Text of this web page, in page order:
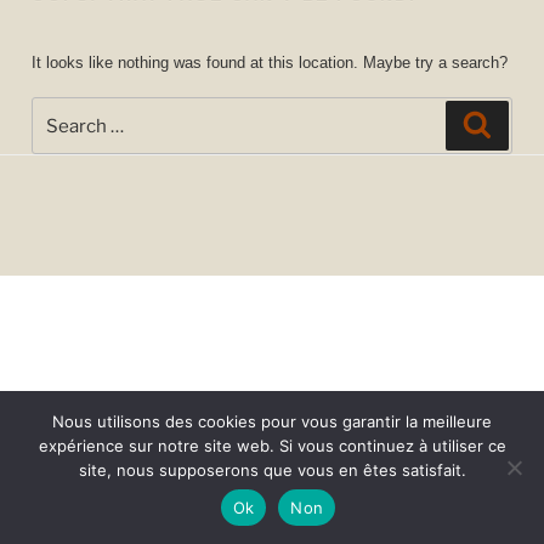
It looks like nothing was found at this location. Maybe try a search?
for:
Nous utilisons des cookies pour vous garantir la meilleure
expérience sur notre site web. Si vous continuez à utiliser ce
site, nous supposerons que vous en êtes satisfait.
Ok
Non